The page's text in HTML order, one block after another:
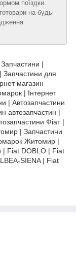
поїздки.
на будь-
|
Запчастини для
магазин
| Інтернет
| Автозапчастини
автозапчастин |
Фіат |
| Запчастини
Житомир |
| Fiat DOBLO | Fiat
SIENA | Fiat